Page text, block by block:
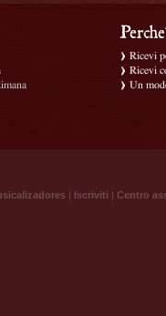
Ricevi
Ricevi
Un
| Iscriviti | Centro